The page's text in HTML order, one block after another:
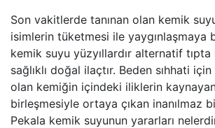
Son vakitlerde tanınan olan kemik
isimlerin tüketmesi ile yaygınlaşmaya
kemik suyu yüzyıllardır alternatif tıpta
sağlıklı doğal ilaçtır. Beden sıhhati
olan kemiğin içindeki iliklerin
birleşmesiyle ortaya çıkan inanılmaz
Pekala kemik suyunun yararları